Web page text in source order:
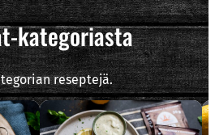
kategoriasta
reseptejä.